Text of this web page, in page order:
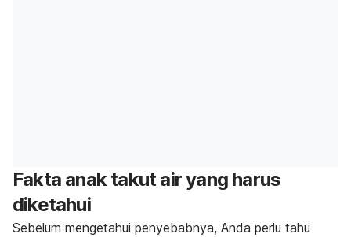
Fakta anak takut air yang harus
diketahui
Sebelum mengetahui penyebabnya, Anda perlu tahu